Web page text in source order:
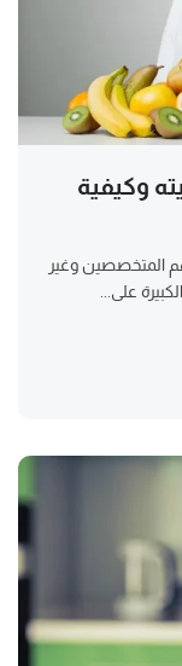
وكيفية
المتخصصين وغير
على...